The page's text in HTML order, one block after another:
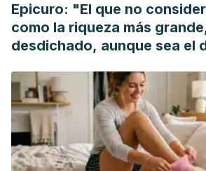
Epicuro: "El que no
como la riqueza más
desdichado, aunque sea el